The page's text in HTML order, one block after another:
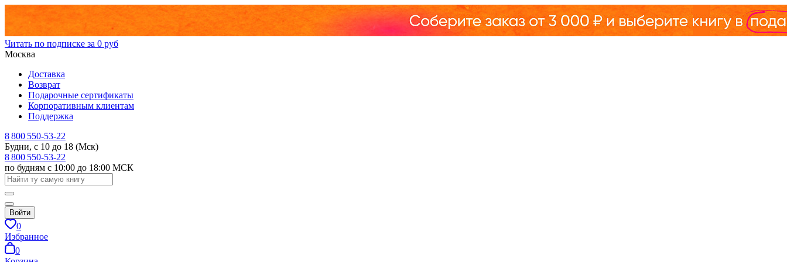
Читать по подписке за 0 руб
Москва
Доставка
Возврат
Подарочные сертификаты
Корпоративным клиентам
Поддержка
8 800 550-53-22
Будни, с 10 до 18 (Мск)
8 800 550-53-22
по будням с 10:00 до 18:00 МСК
Войти
0
Избранное
0